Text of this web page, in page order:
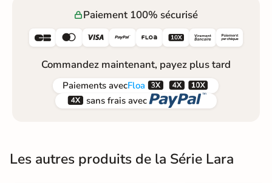
Paiement 100% sécurisé
     
Commandez maintenant, payez plus tard
Paiements avecFloa  
 sans frais avec 
Les autres produits de la Série Lara